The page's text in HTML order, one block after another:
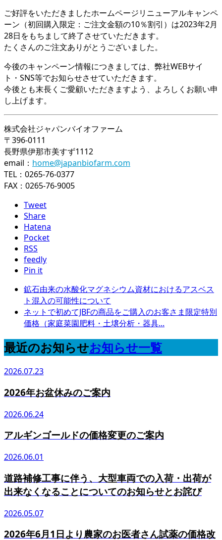
ご好評をいただきましたホームページリニューアルキャンペ
ーン（初回購入限定：ご注文金額の10％割引）は2023年2月
28日をもちまして終了させていただきます。
たくさんのご注文ありがとうございました。
今後のキャンペーン情報につきましては、弊社WEBサイ
ト・SNS等でお知らせさせていただきます。
今後とも末長くご愛顧いただきますよう、よろしくお願い申
し上げます。
株式会社ジャパンバイオファーム
〒396-0111
長野県伊那市美すず1112
email： home@japanbiofarm.com
TEL：0265-76-0377
FAX：0265-76-9005
Tweet
Share
Hatena
Pocket
RSS
feedly
Pin it
鉱石由来の水酸化マグネシウム資材におけるアスベス
ト混入の可能性について
ネットで初めてJBFの商品をご購入のお客さま限定特別
価格（家庭菜園肥料・土壌分析・器具...
最近のお知らせお知らせ一覧
2026.07.23
2026年お盆休みのご案内
2026.06.24
アルギンゴールドの価格変更のご案内
2026.06.01
道路補修工事に伴う、大型車両での入荷・出荷が
出来なくなることについてのお知らせとお詫び
2026.05.07
2026年6月1日より農家のお医者さん試薬の価格改